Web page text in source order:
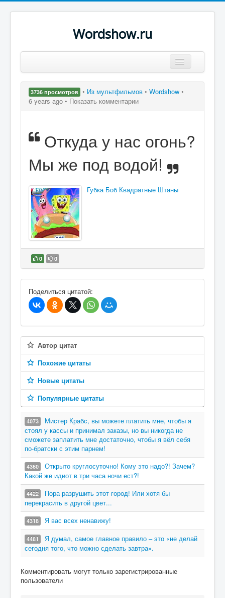
Wordshow.ru
Популярные цитаты
Поиск
3736 просмотров • Из мультфильмов • Wordshow •
6 years ago • Показать комментарии
Откуда у нас огонь?
Мы же под водой!
Губка Боб Квадратные Штаны
0 0
В избранное
Поделиться цитатой:
Автор цитат
Похожие цитаты
Новые цитаты
Популярные цитаты
4073
Мистер Крабс, вы можете платить мне, чтобы я
стоял у кассы и принимал заказы, но вы никогда не
сможете заплатить мне достаточно, чтобы я вёл себя
по-братски с этим парнем!
4360
Открыто круглосуточно! Кому это надо?! Зачем?
Какой же идиот в три часа ночи ест?!
4422
Пора разрушить этот город! Или хотя бы
перекрасить в другой цвет...
4318 Я вас всех ненавижу!
4481
Я думал, самое главное правило – это «не делай
сегодня того, что можно сделать завтра».
Комментировать могут только зарегистрированные
пользователи